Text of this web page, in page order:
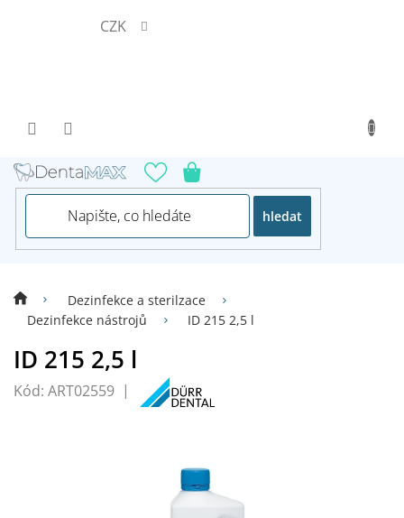
CZK
hledat
Dezinfekce a sterilzace
Dezinfekce nástrojů
ID 215 2,5 l
ID 215 2,5 l
Kód: ART02559